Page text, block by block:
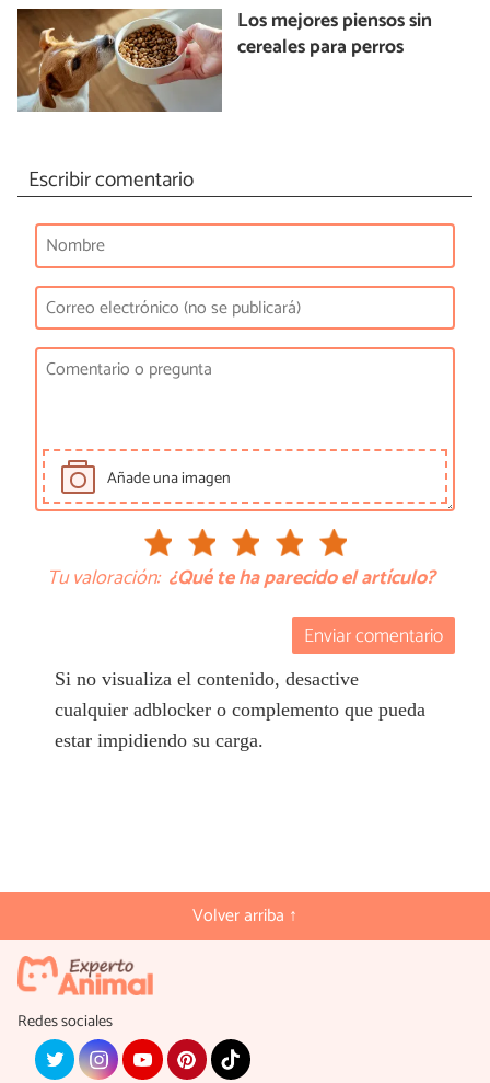
Los mejores piensos sin
cereales para perros
Escribir comentario
Añade una imagen
Tu valoración: ¿Qué te ha parecido el artículo?
Enviar comentario
Si no visualiza el contenido, desactive
cualquier adblocker o complemento que pueda
estar impidiendo su carga.
Volver arriba ↑
Redes sociales